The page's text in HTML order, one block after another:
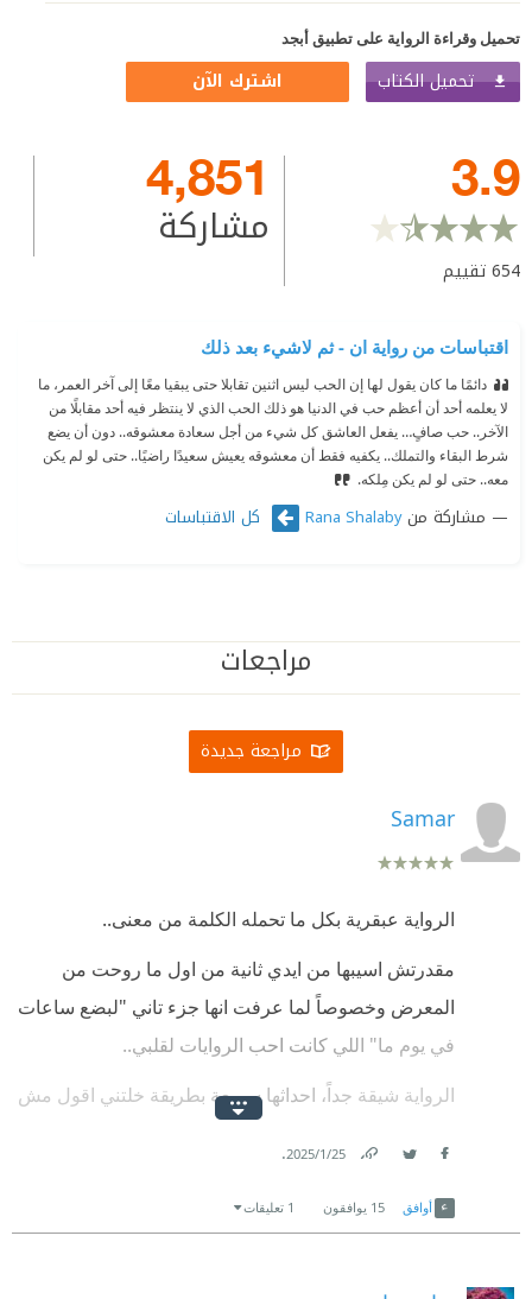
تحميل وقراءة الرواية على تطبيق أبجد
تحميل الكتاب اشترك الآن
3.9
654تقييم
4,851
مشاركة
اقتباسات من رواية ان - ثم لاشيء بعد ذلك
دائمًا ما كان يقول لها إن الحب ليس اثنين تقابلا حتى يبقيا معًا إلى آخر العمر، ما
لا يعلمه أحد أن أعظم حب في الدنيا هو ذلك الحب الذي لا ينتظر فيه أحد مقابلًا من
الآخر.. حب صافٍ… يفعل العاشق كل شيء من أجل سعادة معشوقه.. دون أن يضع
شرط البقاء والتملك.. يكفيه فقط أن معشوقه يعيش سعيدًا راضيًا.. حتى لو لم يكن
معه.. حتى لو لم يكن مِلكه.
مشاركة منRana Shalaby كل الاقتباسات
مراجعات
مراجعة جديدة
Samar
الرواية عبقرية بكل ما تحمله الكلمة من معنى..
مقدرتش اسيبها من ايدي ثانية من اول ما روحت من
المعرض وخصوصاً لما عرفت انها جزء تاني "لبضع ساعات
في يوم ما" اللي كانت احب الروايات لقلبي..
الرواية شيقة جداً، احداثها سريعة بطريقة خلتني اقول مش
النهاية حلوة اوي ومختلفة، الرواية بتسحبك في حاجة
25‏/1‏/2025
.
أوافق 15 يوافقون 1 تعليقات